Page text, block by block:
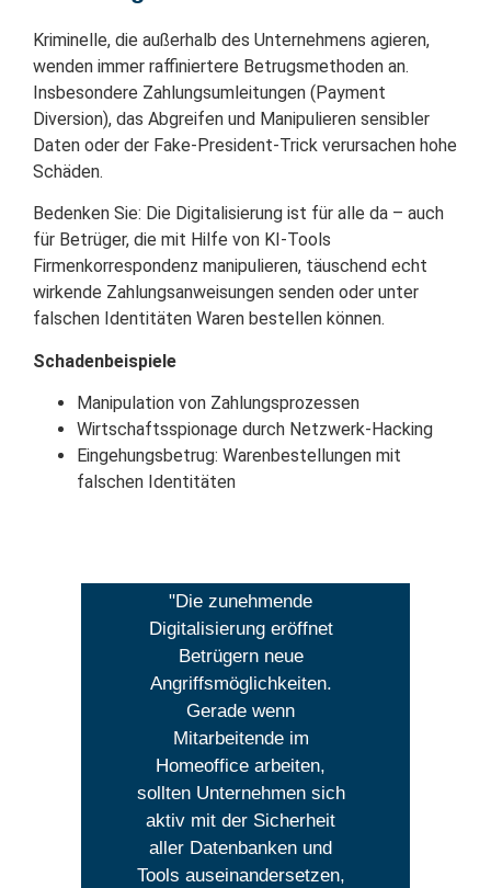
Kriminelle, die außerhalb des Unternehmens agieren,
wenden immer raffiniertere Betrugsmethoden an.
Insbesondere Zahlungsumleitungen (Payment
Diversion), das Abgreifen und Manipulieren sensibler
Daten oder der Fake-President-Trick verursachen hohe
Schäden.
Bedenken Sie: Die Digitalisierung ist für alle da – auch
für Betrüger, die mit Hilfe von KI-Tools
Firmenkorrespondenz manipulieren, täuschend echt
wirkende Zahlungsanweisungen senden oder unter
falschen Identitäten Waren bestellen können.
Schadenbeispiele
Manipulation von Zahlungsprozessen
Wirtschaftsspionage durch Netzwerk-Hacking
Eingehungsbetrug: Warenbestellungen mit
falschen Identitäten
"Die zunehmende
Digitalisierung eröffnet
Betrügern neue
Angriffsmöglichkeiten.
Gerade wenn
Mitarbeitende im
Homeoffice arbeiten,
sollten Unternehmen sich
aktiv mit der Sicherheit
aller Datenbanken und
Tools auseinandersetzen,